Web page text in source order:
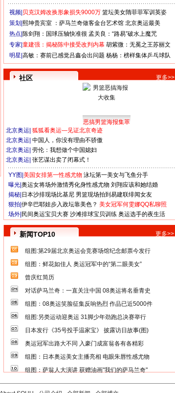
视频| 贝克汉姆改换形象损失9000万 篮坛美女隋菲菲军训英姿
策划| 熙坤贵宾室 ：萨马兰奇做客金台艺术馆 北京奥运最美
热点| 陈剑翔：国球压轴快准很 孟关良：“路易”破水上魔咒
专家| 童建强：揭秘陈中接受改判内幕 胡紫微：无冕之王苏丽文
明星| 高敏：赛前已感觉吕鑫会出问题 杨杨：榜样集体乒乓球队
社区 更多>>
恶搞男篮海报集萃
北京奥运 狐狐看奥运—见证北京奇迹
北京奥运 中国人，你没有理由不骄傲
北京奥运 劳伦：我想做个中国媳妇
北京奥运 张艺谋出卖了闭幕式！
YY图| 美国女排第一性感尤物 泳坛第一美女与飞鱼分手
曝光| 奥运女将场外激情秀化身性感尤物 刘翔应该和她结婚
揭秘| 日本沙排现场比基尼 男篮现场拍到易建联绯闻女友
狠拍| 伊辛巴耶娃步入政坛靠美色？ 美女冠军何雯娜QQ私聊照
场外| 民间奥运宝贝大赛 沙滩排球宝贝训练 奥运选手的夜生活
新闻TOP10 更多>>
组图:第29届北京奥运会竞赛场馆纪念邮票今发行
组图：鲜花如佳人 奥运冠军中的“第二眼美女”
曾庆红简历
对话萨马兰奇：一直关注中国 08奥运将名垂青史
组图：08奥运笑脸征集反响热烈 作品已近5000件
组图:另类运动迎奥运 31脚少年劲跑总决赛举行
日本发行《35号投手温家宝》 披露访日故事(图)
奥运冠军出路大不同 入豪门成富翁各有各精彩
组图：日本奥运美女主播亮相 电眼朱唇性感尤物
组图：萨翁人大演讲 获赠油画"我们的萨马兰奇"